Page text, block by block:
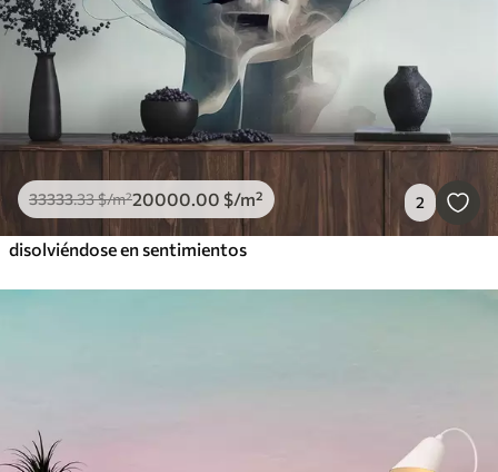
33333.33$/m²20000.00 $/m² 2
disolviéndose en sentimientos